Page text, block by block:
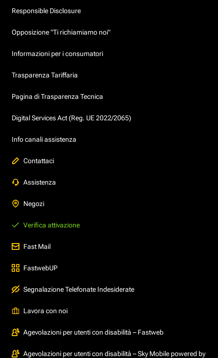
Responsible Disclosure
Opposizione "Ti richiamiamo noi"
Informazioni per i consumatori
Trasparenza Tariffaria
Pagina di Trasparenza Tecnica
Digital Services Act (Reg. UE 2022/2065)
Info canali assistenza
Contattaci
Assistenza
Negozi
Verifica attivazione
Fast Mail
FastwebUP
Segnalazione Telefonate Indesiderate
Lavora con noi
Agevolazioni per utenti con disabilità – Fastweb
Agevolazioni per utenti con disabilità – Sky Mobile powered by